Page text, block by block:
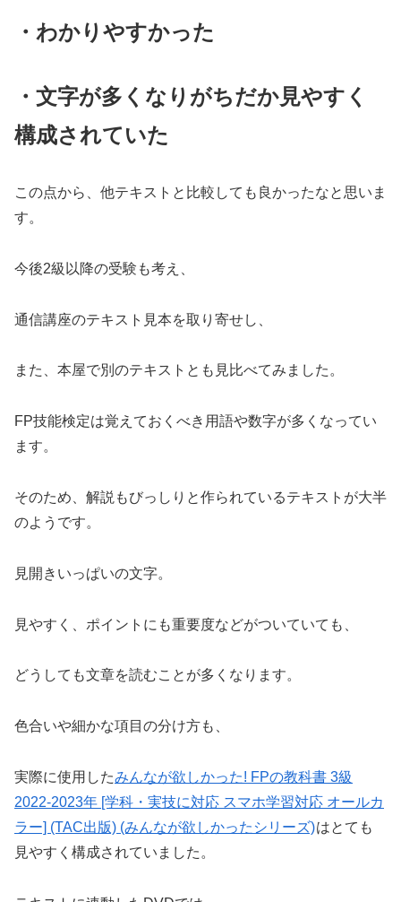
・わかりやすかった
・文字が多くなりがちだか見やすく
構成されていた
この点から、他テキストと比較しても良かったなと思いま
す。
今後2級以降の受験も考え、
通信講座のテキスト見本を取り寄せし、
また、本屋で別のテキストとも見比べてみました。
FP技能検定は覚えておくべき用語や数字が多くなってい
ます。
そのため、解説もびっしりと作られているテキストが大半
のようです。
見開きいっぱいの文字。
見やすく、ポイントにも重要度などがついていても、
どうしても文章を読むことが多くなります。
色合いや細かな項目の分け方も、
実際に使用したみんなが欲しかった! FPの教科書 3級
2022-2023年 [学科・実技に対応 スマホ学習対応 オールカ
ラー] (TAC出版) (みんなが欲しかったシリーズ)はとても
見やすく構成されていました。